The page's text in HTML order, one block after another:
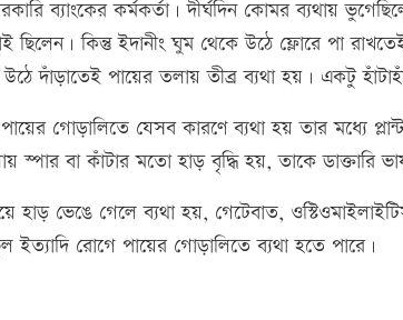
ব্যাংকের কর্মকর্তা। দীর্ঘদিন কোমর ব্যথায়
ছিলেন। কিন্তু ইদানীং ঘুম থেকে উঠে ফ্লোরে পা
দাঁড়াতেই পায়ের তলায় তীব্র ব্যথা হয়। একটু
গোড়ালিতে যেসব কারণে ব্যথা হয় তার মধ্যে
স্পার বা কাঁটার মতো হাড় বৃদ্ধি হয়, তাকে ডাক্তারি
হাড় ভেঙে গেলে ব্যথা হয়, গেটেবাত,
রোগে পায়ের গোড়ালিতে ব্যথা হতে পারে।